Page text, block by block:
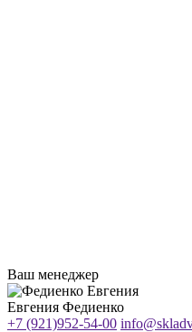
Ваш менеджер
Евгения Федиенко
+7 (921)952-54-00